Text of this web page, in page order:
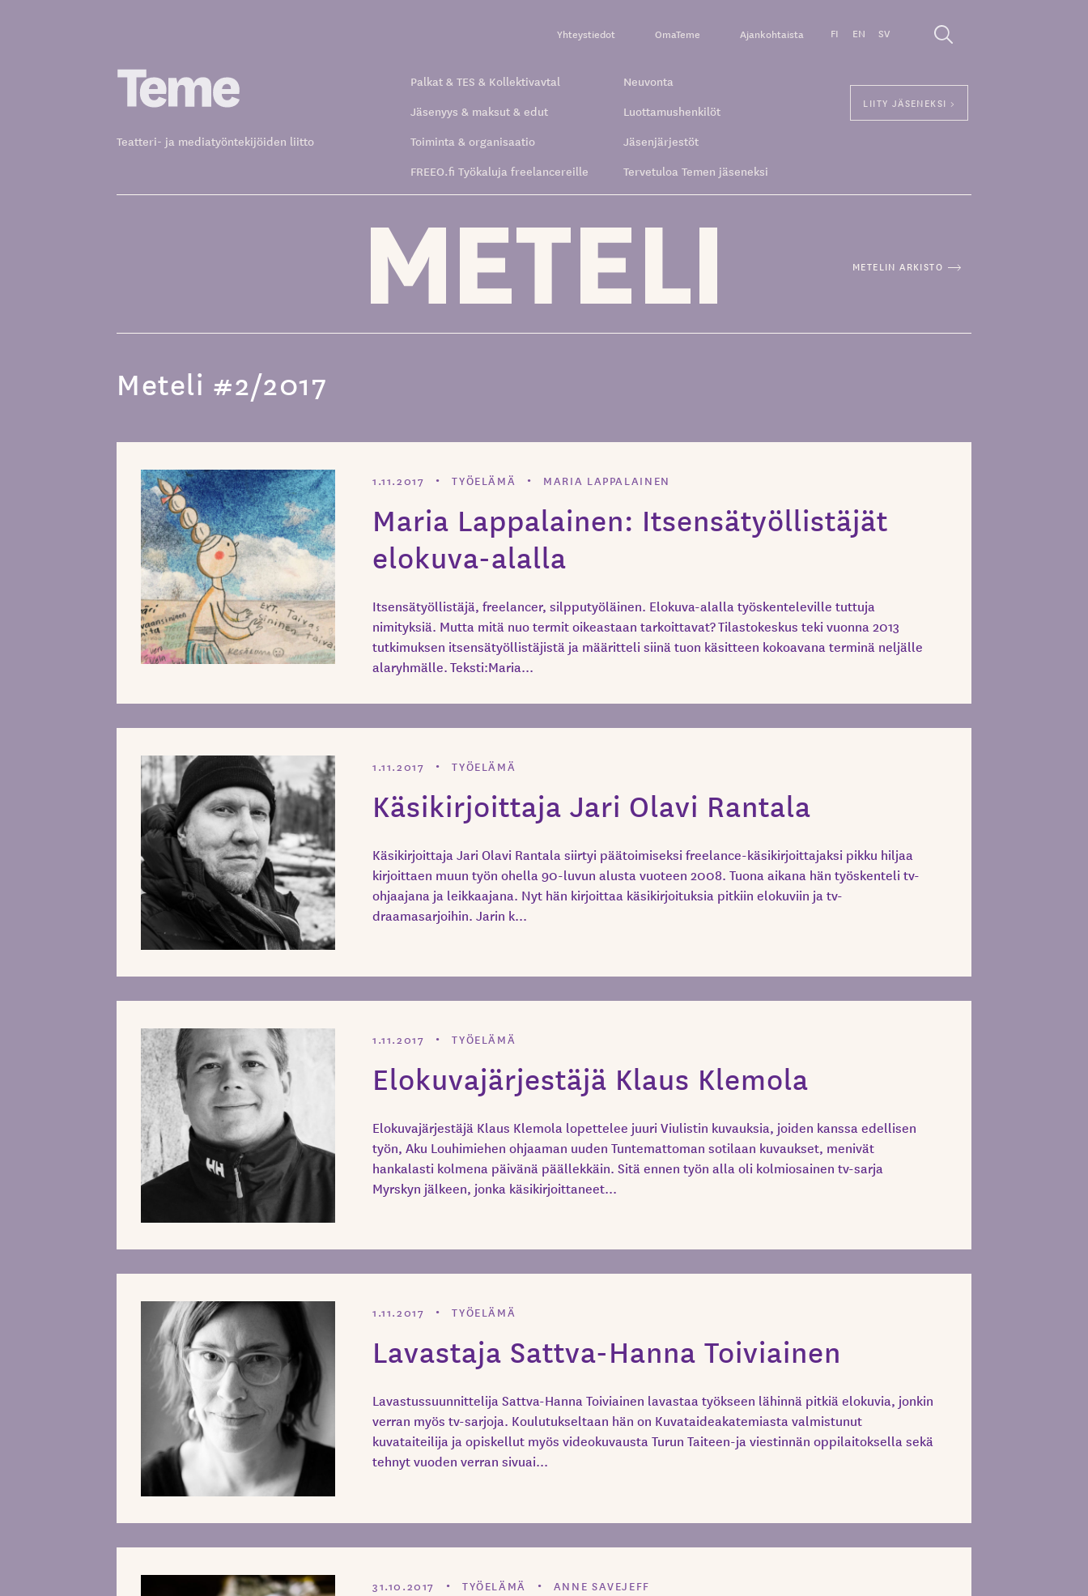
Yhteystiedot OmaTeme Ajankohtaista FI EN SV
Teatteri- ja mediatyöntekijöiden liitto
Palkat & TES & Kollektivavtal
Neuvonta
Jäsenyys & maksut & edut
Luottamushenkilöt
Toiminta & organisaatio
Jäsenjärjestöt
FREEO.fi Työkaluja freelancereille
Tervetuloa Temen jäseneksi
LIITY JÄSENEKSI >
METELIN ARKISTO
Meteli #2/2017
1.11.2017 TYÖELÄMÄ MARIA LAPPALAINEN
Maria Lappalainen: Itsensätyöllistäjät
elokuva-alalla
Itsensätyöllistäjä, freelancer, silpputyöläinen. Elokuva-alalla työskenteleville tuttuja
nimityksiä. Mutta mitä nuo termit oikeastaan tarkoittavat? Tilastokeskus teki vuonna 2013
tutkimuksen itsensätyöllistäjistä ja määritteli siinä tuon käsitteen kokoavana terminä neljälle
alaryhmälle. Teksti:Maria...
1.11.2017 TYÖELÄMÄ
Käsikirjoittaja Jari Olavi Rantala
Käsikirjoittaja Jari Olavi Rantala siirtyi päätoimiseksi freelance-käsikirjoittajaksi pikku hiljaa
kirjoittaen muun työn ohella 90-luvun alusta vuoteen 2008. Tuona aikana hän työskenteli tv-
ohjaajana ja leikkaajana. Nyt hän kirjoittaa käsikirjoituksia pitkiin elokuviin ja tv-
draamasarjoihin. Jarin k...
1.11.2017 TYÖELÄMÄ
Elokuvajärjestäjä Klaus Klemola
Elokuvajärjestäjä Klaus Klemola lopettelee juuri Viulistin kuvauksia, joiden kanssa edellisen
työn, Aku Louhimiehen ohjaaman uuden Tuntemattoman sotilaan kuvaukset, menivät
hankalasti kolmena päivänä päällekkäin. Sitä ennen työn alla oli kolmiosainen tv-sarja
Myrskyn jälkeen, jonka käsikirjoittaneet...
1.11.2017 TYÖELÄMÄ
Lavastaja Sattva-Hanna Toiviainen
Lavastussuunnittelija Sattva-Hanna Toiviainen lavastaa työkseen lähinnä pitkiä elokuvia, jonkin
verran myös tv-sarjoja. Koulutukseltaan hän on Kuvataideakatemiasta valmistunut
kuvataiteilija ja opiskellut myös videokuvausta Turun Taiteen-ja viestinnän oppilaitoksella sekä
tehnyt vuoden verran sivuai...
31.10.2017 TYÖELÄMÄ ANNE SAVEJEFF